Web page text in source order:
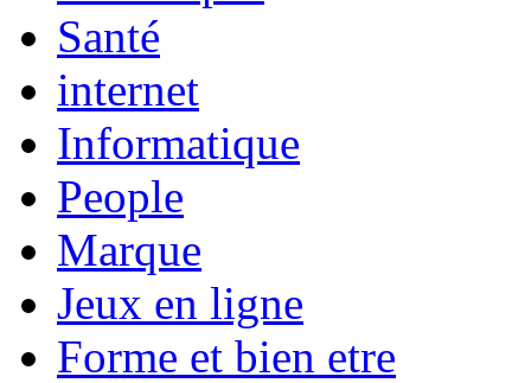
Santé
internet
Informatique
People
Marque
Jeux en ligne
Forme et bien etre